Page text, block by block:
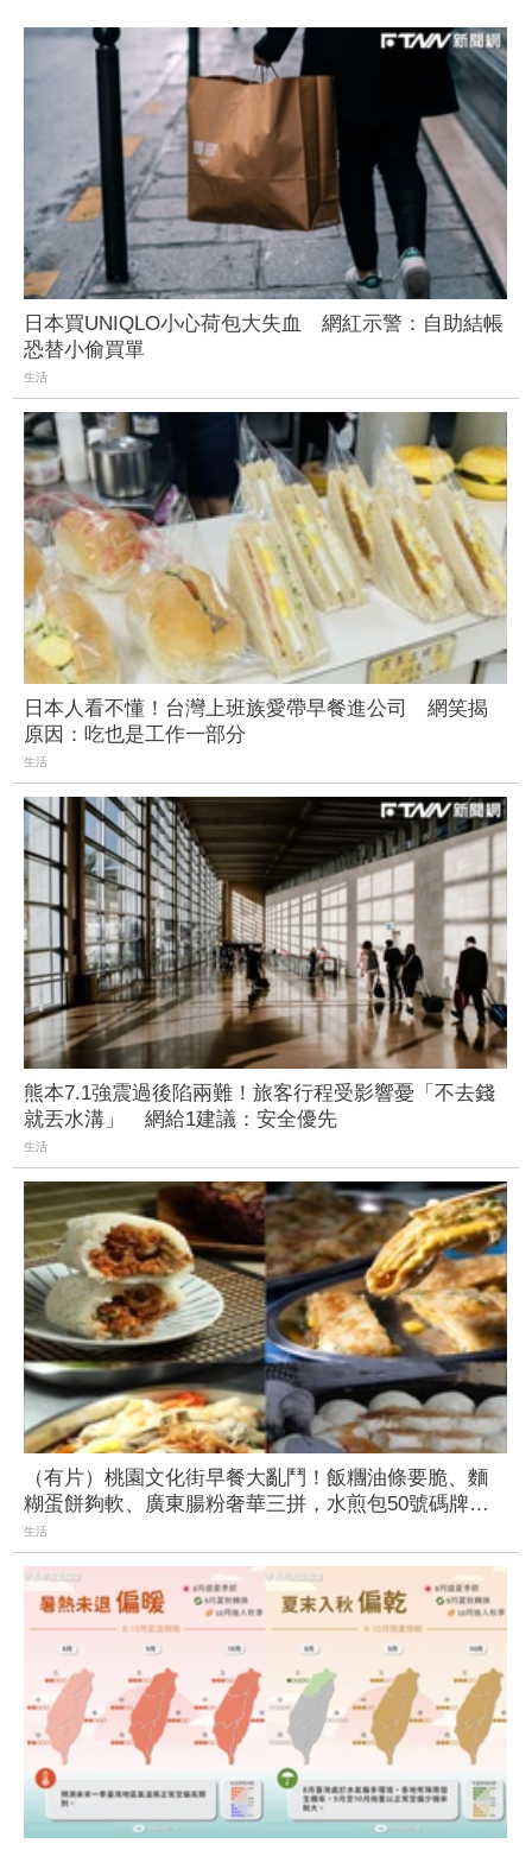
日本買UNIQLO小心荷包大失血 網紅示警：自助結帳
恐替小偷買單
生活
日本人看不懂！台灣上班族愛帶早餐進公司 網笑揭
原因：吃也是工作一部分
生活
熊本7.1強震過後陷兩難！旅客行程受影響憂「不去錢
就丟水溝」 網給1建議：安全優先
生活
（有片）桃園文化街早餐大亂鬥！飯糰油條要脆、麵
糊蛋餅夠軟、廣東腸粉奢華三拼，水煎包50號碼牌秒
殺
生活